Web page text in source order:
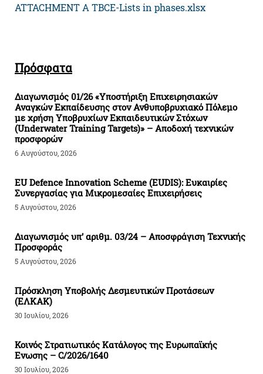
ATTACHMENT A TBCE-Lists in phases.xlsx
Πρόσφατα
Διαγωνισμός 01/26 «Υποστήριξη Επιχειρησιακών
Αναγκών Εκπαίδευσης στον Ανθυποβρυχιακό Πόλεμο
με χρήση Υποβρυχίων Εκπαιδευτικών Στόχων
(Underwater Training Targets)» – Αποδοχή τεχνικών
προσφορών
6 Αυγούστου, 2026
EU Defence Innovation Scheme (EUDIS): Ευκαιρίες
Συνεργασίας για Μικρομεσαίες Επιχειρήσεις
5 Αυγούστου, 2026
Διαγωνισμός υπ’ αριθμ. 03/24 – Αποσφράγιση Τεχνικής
Προσφοράς
5 Αυγούστου, 2026
Πρόσκληση Υποβολής Δεσμευτικών Προτάσεων
(ΕΛΚΑΚ)
30 Ιουλίου, 2026
Κοινός Στρατιωτικός Κατάλογος της Ευρωπαϊκής
Ενωσης – C/2026/1640
30 Ιουλίου, 2026